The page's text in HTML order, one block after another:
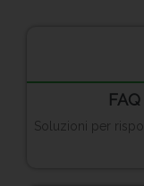
Soluzioni per